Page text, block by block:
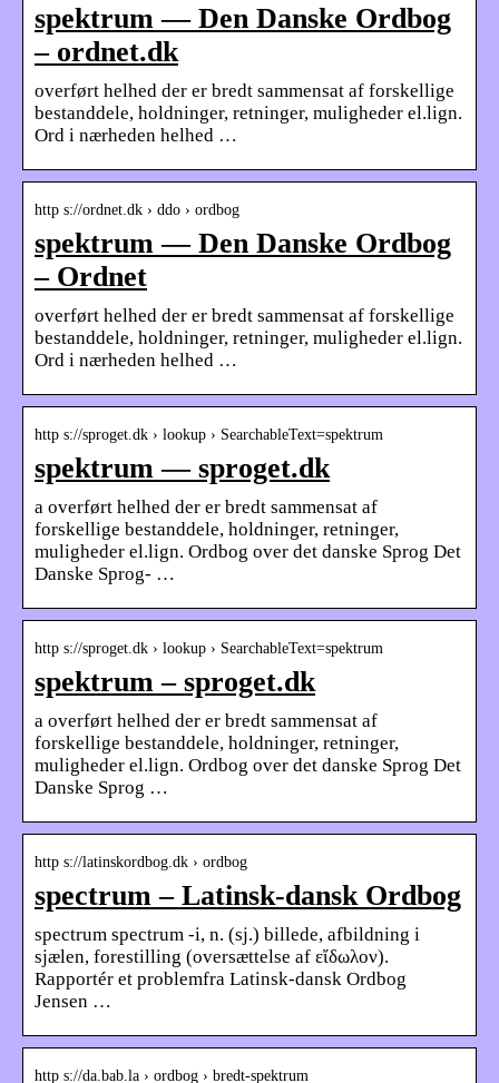
spektrum — Den Danske Ordbog
– ordnet.dk
overført helhed der er bredt sammensat af forskellige
bestanddele, holdninger, retninger, muligheder el.lign.
Ord i nærheden helhed …
http s://ordnet.dk › ddo › ordbog
spektrum — Den Danske Ordbog
– Ordnet
overført helhed der er bredt sammensat af forskellige
bestanddele, holdninger, retninger, muligheder el.lign.
Ord i nærheden helhed …
http s://sproget.dk › lookup › SearchableText=spektrum
spektrum — sproget.dk
a overført helhed der er bredt sammensat af
forskellige bestanddele, holdninger, retninger,
muligheder el.lign. Ordbog over det danske Sprog Det
Danske Sprog- …
http s://sproget.dk › lookup › SearchableText=spektrum
spektrum – sproget.dk
a overført helhed der er bredt sammensat af
forskellige bestanddele, holdninger, retninger,
muligheder el.lign. Ordbog over det danske Sprog Det
Danske Sprog …
http s://latinskordbog.dk › ordbog
spectrum – Latinsk-dansk Ordbog
spectrum spectrum -i, n. (sj.) billede, afbildning i
sjælen, forestilling (oversættelse af εἴδωλον).
Rapportér et problemfra Latinsk-dansk Ordbog
Jensen …
http s://da.bab.la › ordbog › bredt-spektrum